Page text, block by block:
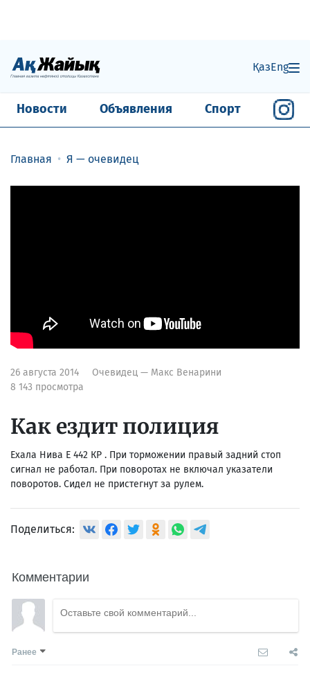
ҚазEng
Новости Объявления Спорт
Главная Я — очевидец
26 августа 2014
Очевидец — Макс Венарини
8 143 просмотра
Как ездит полиция
Ехала Нива Е 442 КР . При торможении правый задний стоп
сигнал не работал. При поворотах не включал указатели
поворотов. Сидел не пристегнут за рулем.
Поделиться:
Комментарии
Ранее